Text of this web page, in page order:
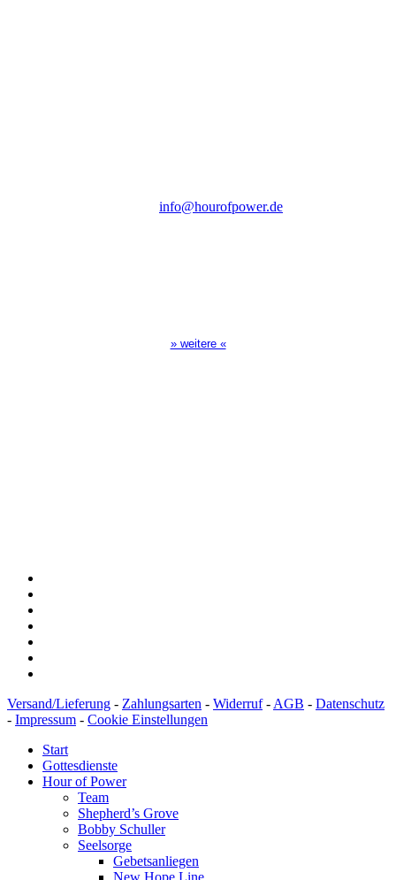
info@hourofpower.de
» weitere «
Versand/Lieferung - Zahlungsarten - Widerruf-AGB - Datenschutz
- Impressum - Cookie Einstellungen
Start
Gottesdienste
Hour of Power
Team
Shepherd’s Grove
Bobby Schuller
Seelsorge
Gebetsanliegen